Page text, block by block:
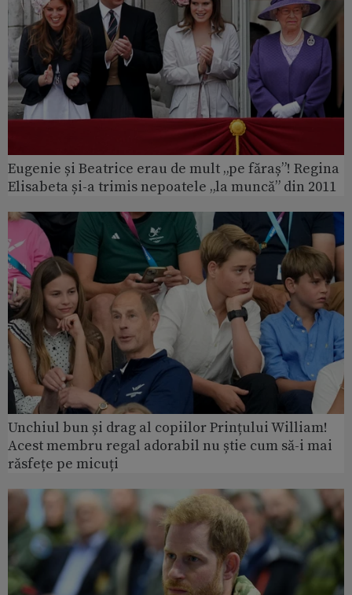
Eugenie și Beatrice erau de mult „pe făraș”! Regina
Elisabeta și-a trimis nepoatele „la muncă” din 2011
Unchiul bun și drag al copiilor Prințului William!
Acest membru regal adorabil nu știe cum să-i mai
răsfețe pe micuți